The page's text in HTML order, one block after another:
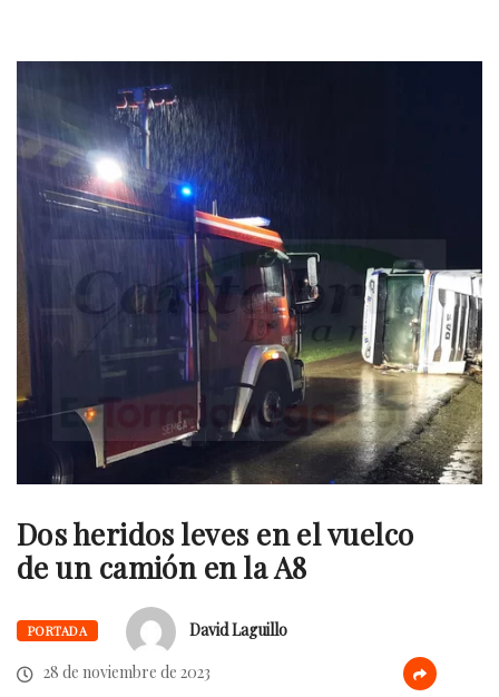
Dos heridos leves en el vuelco
de un camión en la A8
PORTADA
David Laguillo
28 de noviembre de 2023